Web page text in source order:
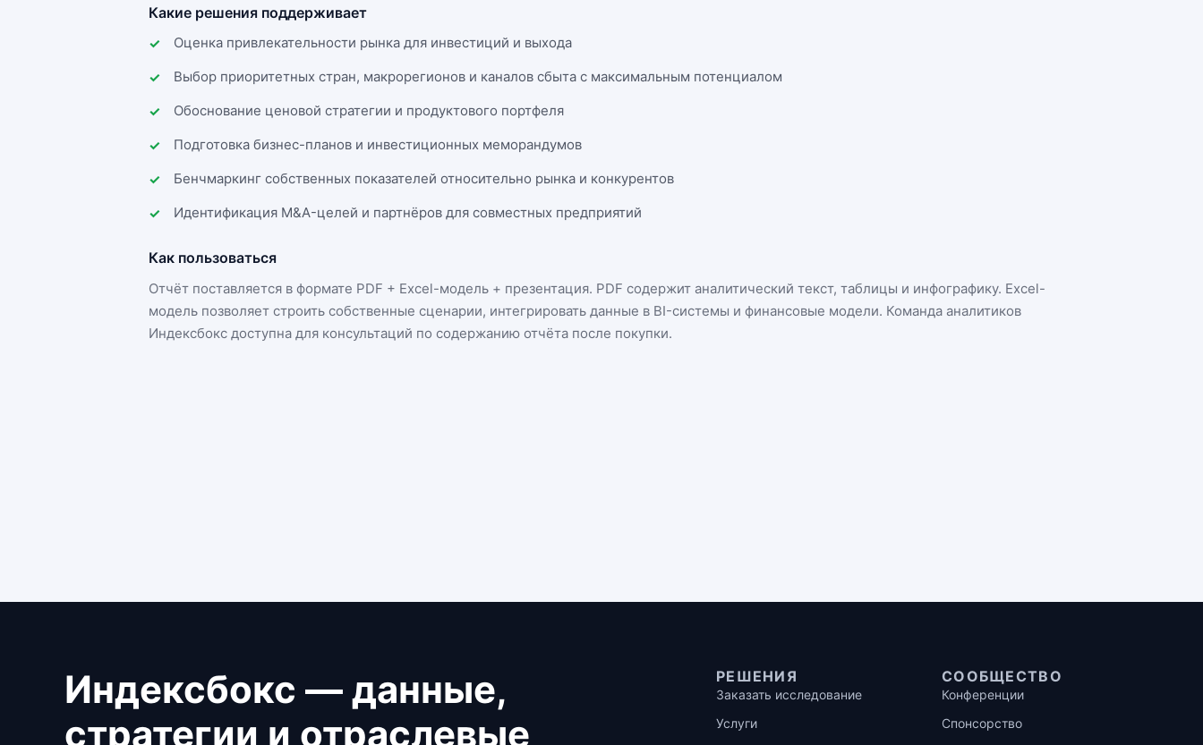
Какие решения поддерживает
Оценка привлекательности рынка для инвестиций и выхода
Выбор приоритетных стран, макрорегионов и каналов сбыта с максимальным потенциалом
Обоснование ценовой стратегии и продуктового портфеля
Подготовка бизнес-планов и инвестиционных меморандумов
Бенчмаркинг собственных показателей относительно рынка и конкурентов
Идентификация M&A-целей и партнёров для совместных предприятий
Как пользоваться
Отчёт поставляется в формате PDF + Excel-модель + презентация. PDF содержит аналитический текст, таблицы и инфографику. Excel-
модель позволяет строить собственные сценарии, интегрировать данные в BI-системы и финансовые модели. Команда аналитиков
Индексбокс доступна для консультаций по содержанию отчёта после покупки.
Индексбокс — данные,
стратегии и отраслевые
РЕШЕНИЯ
Заказать исследование
Услуги
СООБЩЕСТВО
Конференции
Спонсорство